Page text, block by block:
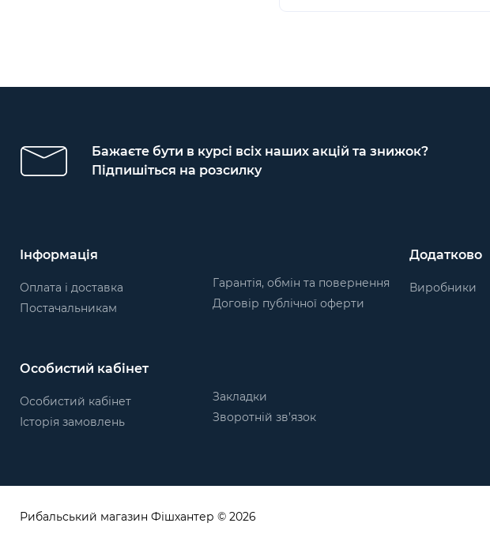
Бажаєте бути в курсі всіх наших акцій та знижок?
Підпишіться на розсилку
Інформація
Оплата і доставка
Постачальникам
Гарантія, обмін та повернення
Договір публічної оферти
Додатково
Виробники
Особистий кабінет
Особистий кабінет
Історія замовлень
Закладки
Зворотній зв’язок
Рибальський магазин Фішхантер © 2026